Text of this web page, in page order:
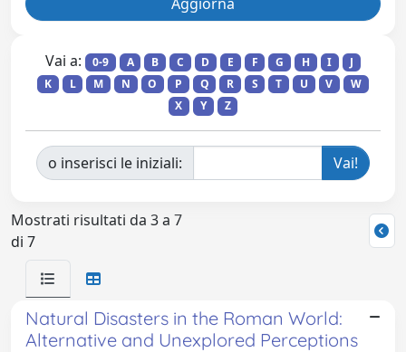
Vai a: 0-9 A B C D E F G H I
J
K
L M N O P Q R S T U V
W
X
Y Z
o inserisci le iniziali:
Mostrati risultati da 3 a 7
di 7
Natural Disasters in the Roman World:
Alternative and Unexplored Perceptions